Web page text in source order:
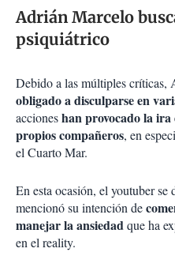
Adrián Marcelo
psiquiátrico
Debido a las múltiples críticas,
obligado a disculparse en
accioneshan provocado la ira
propios compañeros, en
el Cuarto Mar.
En esta ocasión, el youtuber
mencionó su intención de
manejar la ansiedadque ha
en el reality.